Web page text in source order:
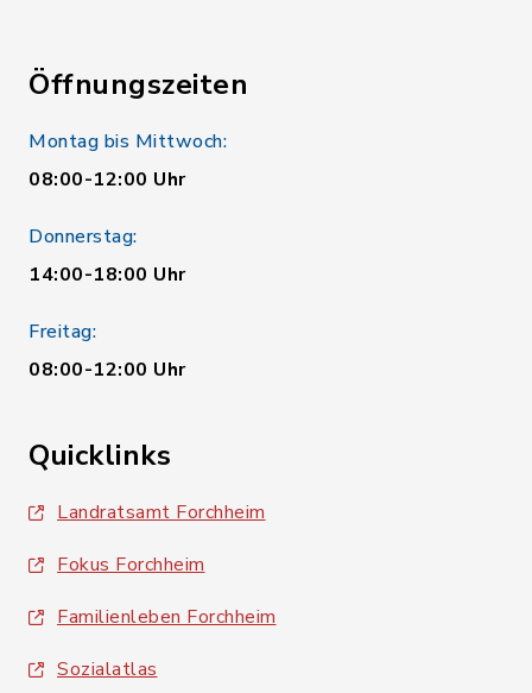
Öffnungszeiten
Montag bis Mittwoch:
08:00-12:00 Uhr
Donnerstag:
14:00-18:00 Uhr
Freitag:
08:00-12:00 Uhr
Quicklinks
Landratsamt Forchheim
Fokus Forchheim
Familienleben Forchheim
Sozialatlas